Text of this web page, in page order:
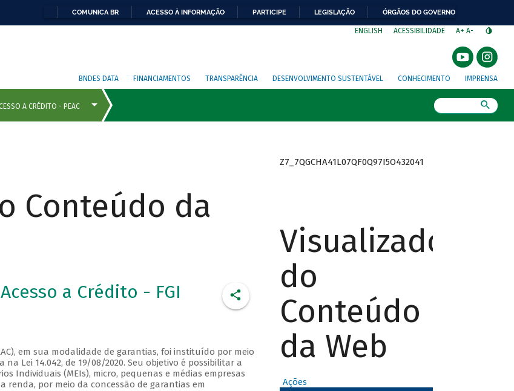
COMUNICA BR ACESSO À INFORMAÇÃO PARTICIPE LEGISLAÇÃO ÓRGÃOS DO GOVERNO
ENGLISH ACESSIBILIDADE A+ A-
BNDES DATA FINANCIAMENTOS TRANSPARÊNCIA DESENVOLVIMENTO SUSTENTÁVEL CONHECIMENTO IMPRENSA
Conteúdo da
a Crédito - FGI
em sua modalidade de garantias, foi instituído por meio
na Lei 14.042, de 19/08/2020. Seu objetivo é possibilitar a
Individuais (MEIs), micro, pequenas e médias empresas
renda, por meio da concessão de garantias em
Z7_7QGCHA41L07QF0Q97I5O432041
Visualizador
do
Conteúdo
da Web
Ações